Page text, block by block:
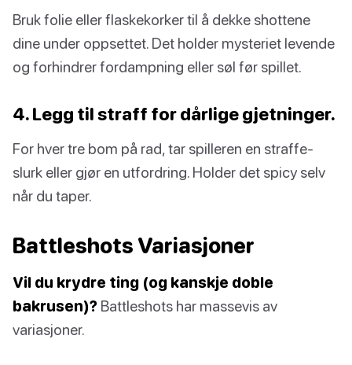
Bruk folie eller flaskekorker til å dekke shottene
dine under oppsettet. Det holder mysteriet levende
og forhindrer fordampning eller søl før spillet.
4. Legg til straff for dårlige gjetninger.
For hver tre bom på rad, tar spilleren en straffe-
slurk eller gjør en utfordring. Holder det spicy selv
når du taper.
Battleshots Variasjoner
Vil du krydre ting (og kanskje doble
bakrusen)? Battleshots har massevis av
variasjoner.